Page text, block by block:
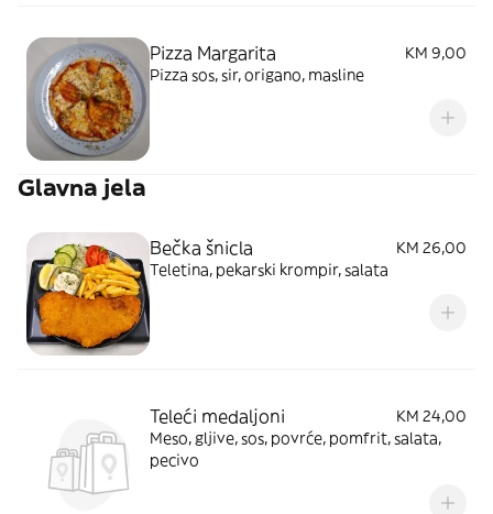
Pizza Margarita
KM 9,00
Pizza sos, sir, origano, masline
Glavna jela
Bečka šnicla
KM 26,00
Teletina, pekarski krompir, salata
Teleći medaljoni
KM 24,00
Meso, gljive, sos, povrće, pomfrit, salata,
pecivo